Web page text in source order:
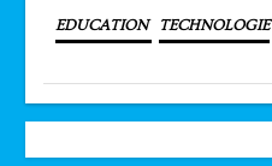
EDUCATION TECHNOLOGIE